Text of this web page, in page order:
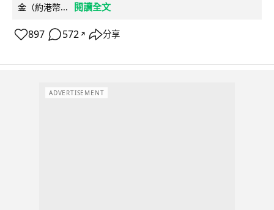
金（約港幣...
閱讀全文
897 572 ↗ 分享
ADVERTISEMENT